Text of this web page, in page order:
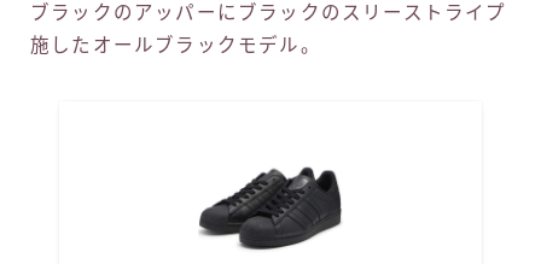
ブラックのアッパーにブラックのスリーストライプ
施したオールブラックモデル。